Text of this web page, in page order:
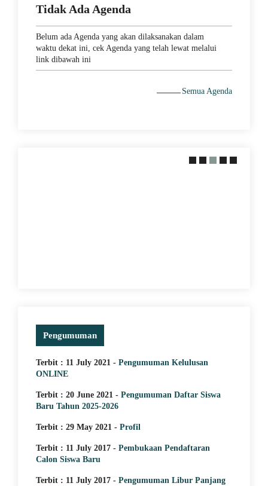
Tidak Ada Agenda
Belum ada Agenda yang akan dilaksanakan dalam
waktu dekat ini, cek Agenda yang telah lewat melalui
link dibawah ini
Semua Agenda
Pengumuman
Terbit : 11 July 2021 - Pengumuman Kelulusan
ONLINE
Terbit : 20 June 2021 - Pengumuman Daftar Siswa
Baru Tahun 2025-2026
Terbit : 29 May 2021 - Profil
Terbit : 11 July 2017 - Pembukaan Pendaftaran
Calon Siswa Baru
Terbit : 11 July 2017 - Pengumuman Libur Panjang